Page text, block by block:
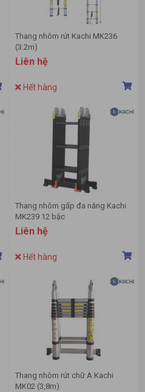
Thang nhôm rút Kachi MK236
(3.2m)
Liên hệ
Hết hàng
Thang nhôm gấp đa năng Kachi
MK239 12 bậc
Liên hệ
Hết hàng
Thang nhôm rút chữ A Kachi
MK02 (3,8m)